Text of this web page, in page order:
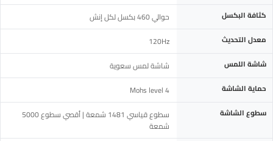
كثافة البكسل حوالي 460 بكسل لكل إنش
معدل التحديث 120Hz
شاشة اللمس شاشة لمس سعوية
حماية الشاشة Mohs level 4
سطوع الشاشة
سطوع قياسي 1481 شمعة | أقصي سطوع 5000
شمعة